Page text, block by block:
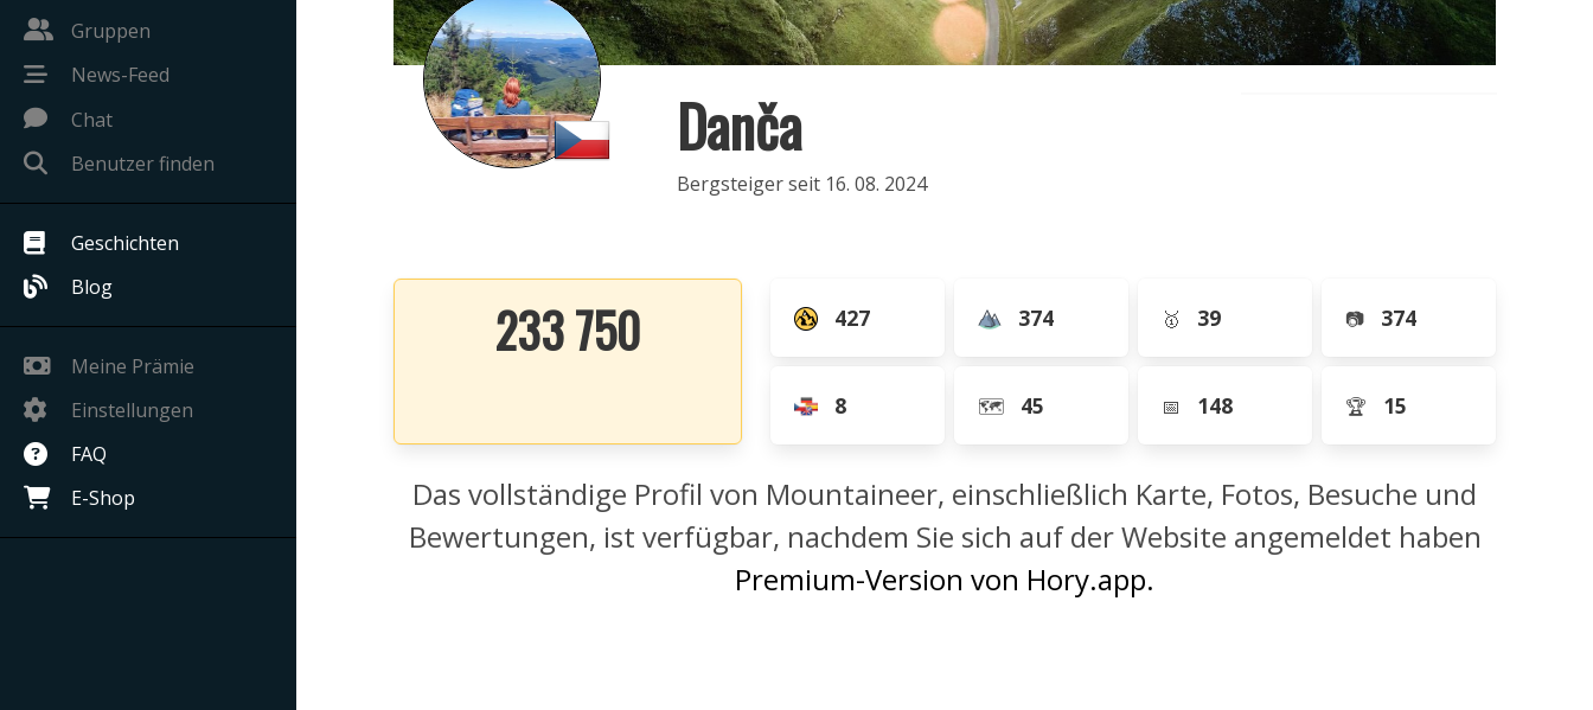
Gruppen
News-Feed
Chat
Benutzer finden
Geschichten
Blog
Meine Prämie
Einstellungen
FAQ
E-Shop
Danča
Bergsteiger seit 16. 08. 2024
233 750 427 374 🥇 39 📷 374
8 🗺️ 45 📅 148 🏆 15
Das vollständige Profil von Mountaineer, einschließlich Karte, Fotos, Besuche und
Bewertungen, ist verfügbar, nachdem Sie sich auf der Website angemeldet haben
Premium-Version von Hory.app.